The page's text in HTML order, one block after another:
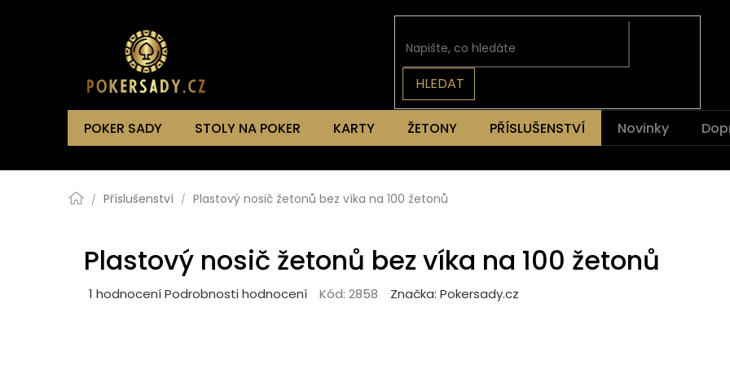
HLEDAT
POKER SADY STOLY NA POKER KARTY ŽETONY PŘÍSLUŠENSTVÍ Novinky
DomůPříslušenství Plastový nosič žetonů bez víka na 100 žetonů
Plastový nosič žetonů bez víka na 100 žetonů
Průměrné
1 hodnoceníPodrobnosti hodnocení Kód: 2858 Značka: Pokersady.cz